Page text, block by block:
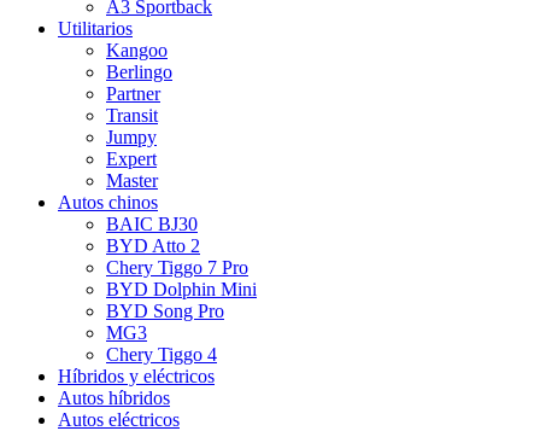
A3 Sportback
Utilitarios
Kangoo
Berlingo
Partner
Transit
Jumpy
Expert
Master
Autos chinos
BAIC BJ30
BYD Atto 2
Chery Tiggo 7 Pro
BYD Dolphin Mini
BYD Song Pro
MG3
Chery Tiggo 4
Híbridos y eléctricos
Autos híbridos
Autos eléctricos